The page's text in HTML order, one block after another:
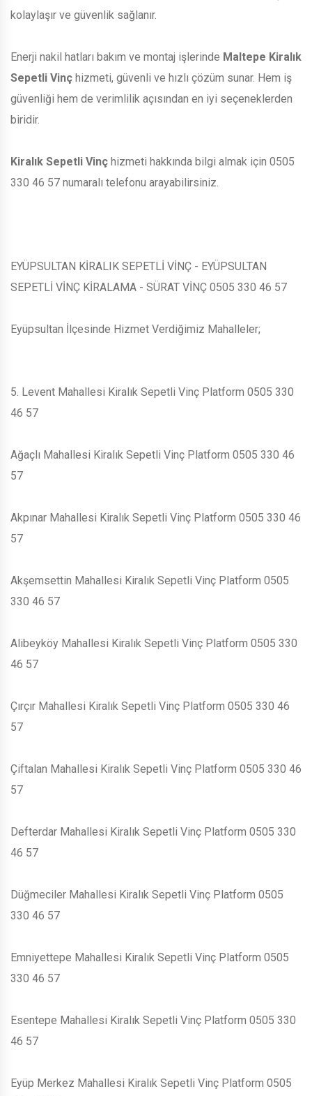
kolaylaşır ve güvenlik sağlanır.
Enerji nakil hatları bakım ve montaj işlerinde Maltepe Kiralık
Sepetli Vinç hizmeti, güvenli ve hızlı çözüm sunar. Hem iş
güvenliği hem de verimlilik açısından en iyi seçeneklerden
biridir.
Kiralık Sepetli Vinç hizmeti hakkında bilgi almak için 0505
330 46 57 numaralı telefonu arayabilirsiniz.
EYÜPSULTAN KİRALIK SEPETLİ VİNÇ - EYÜPSULTAN
SEPETLİ VİNÇ KİRALAMA - SÜRAT VİNÇ 0505 330 46 57
Eyüpsultan İlçesinde Hizmet Verdiğimiz Mahalleler;
5. Levent Mahallesi Kiralık Sepetli Vinç Platform 0505 330
46 57
Ağaçlı Mahallesi Kiralık Sepetli Vinç Platform 0505 330 46
57
Akpınar Mahallesi Kiralık Sepetli Vinç Platform 0505 330 46
57
Akşemsettin Mahallesi Kiralık Sepetli Vinç Platform 0505
330 46 57
Alibeyköy Mahallesi Kiralık Sepetli Vinç Platform 0505 330
46 57
Çırçır Mahallesi Kiralık Sepetli Vinç Platform 0505 330 46
57
Çiftalan Mahallesi Kiralık Sepetli Vinç Platform 0505 330 46
57
Defterdar Mahallesi Kiralık Sepetli Vinç Platform 0505 330
46 57
Düğmeciler Mahallesi Kiralık Sepetli Vinç Platform 0505
330 46 57
Emniyettepe Mahallesi Kiralık Sepetli Vinç Platform 0505
330 46 57
Esentepe Mahallesi Kiralık Sepetli Vinç Platform 0505 330
46 57
Eyüp Merkez Mahallesi Kiralık Sepetli Vinç Platform 0505